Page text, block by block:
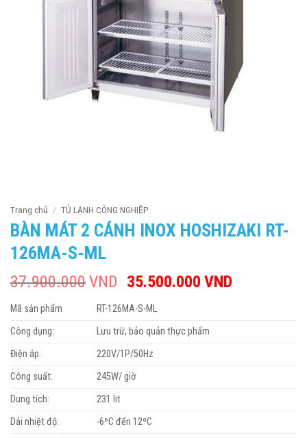
Trang chủ / TỦ LẠNH CÔNG NGHIỆP
BÀN MÁT 2 CÁNH INOX HOSHIZAKI RT-
126MA-S-ML
37.900.000VND Giá
là:
37.900.000VND.
35.500.000 VND
Mã sản phẩm
RT-126MA-S-ML
Công dụng:
Lưu trữ, bảo quản thực phẩm
Điện áp:
220V/1P/50Hz
Công suất:
245W/ giờ
Dung tích:
231 lit
Dải nhiệt độ:
-6ºC đến 12ºC